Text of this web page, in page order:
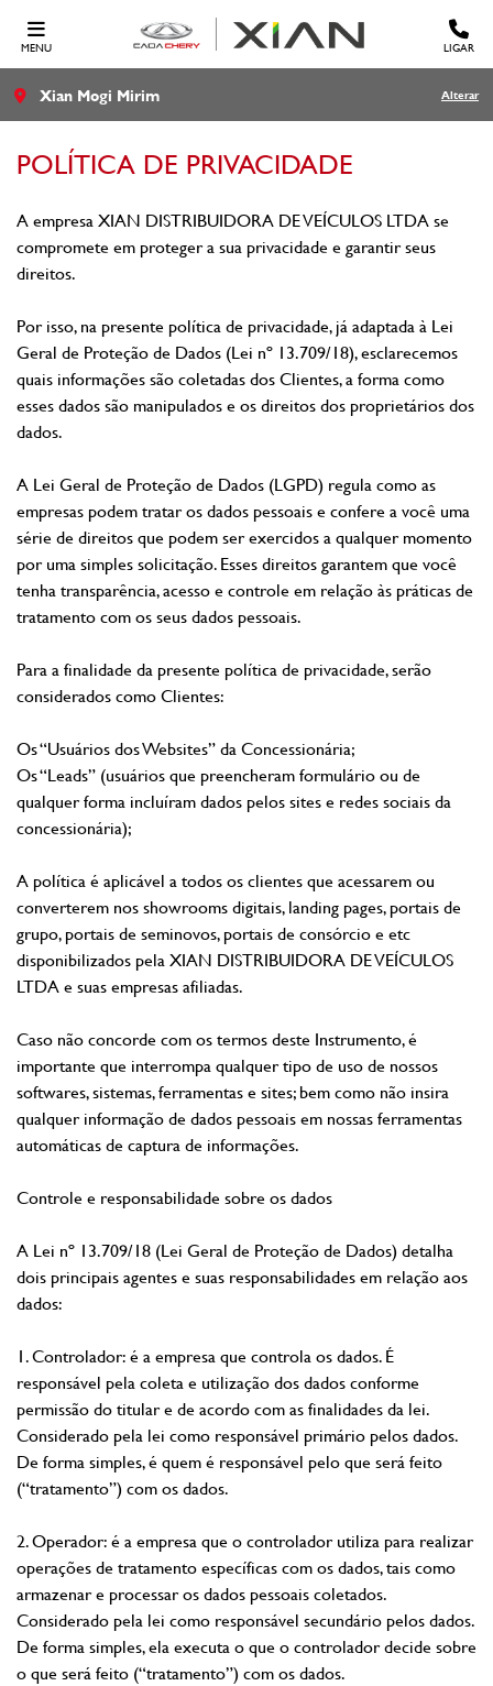
MENU LIGAR
Xian Mogi Mirim Alterar
POLÍTICA DE PRIVACIDADE
A empresa XIAN DISTRIBUIDORA DE VEÍCULOS LTDA se
compromete em proteger a sua privacidade e garantir seus
direitos.
Por isso, na presente política de privacidade, já adaptada à Lei
Geral de Proteção de Dados (Lei nº 13.709/18), esclarecemos
quais informações são coletadas dos Clientes, a forma como
esses dados são manipulados e os direitos dos proprietários dos
dados.
A Lei Geral de Proteção de Dados (LGPD) regula como as
empresas podem tratar os dados pessoais e confere a você uma
série de direitos que podem ser exercidos a qualquer momento
por uma simples solicitação. Esses direitos garantem que você
tenha transparência, acesso e controle em relação às práticas de
tratamento com os seus dados pessoais.
Para a finalidade da presente política de privacidade, serão
considerados como Clientes:
Os “Usuários dos Websites” da Concessionária;
Os “Leads” (usuários que preencheram formulário ou de
qualquer forma incluíram dados pelos sites e redes sociais da
concessionária);
A política é aplicável a todos os clientes que acessarem ou
converterem nos showrooms digitais, landing pages, portais de
grupo, portais de seminovos, portais de consórcio e etc
disponibilizados pela XIAN DISTRIBUIDORA DE VEÍCULOS
LTDA e suas empresas afiliadas.
Caso não concorde com os termos deste Instrumento, é
importante que interrompa qualquer tipo de uso de nossos
softwares, sistemas, ferramentas e sites; bem como não insira
qualquer informação de dados pessoais em nossas ferramentas
automáticas de captura de informações.
Controle e responsabilidade sobre os dados
A Lei nº 13.709/18 (Lei Geral de Proteção de Dados) detalha
dois principais agentes e suas responsabilidades em relação aos
dados:
1. Controlador: é a empresa que controla os dados. É
responsável pela coleta e utilização dos dados conforme
permissão do titular e de acordo com as finalidades da lei.
Considerado pela lei como responsável primário pelos dados.
De forma simples, é quem é responsável pelo que será feito
(“tratamento”) com os dados.
2. Operador: é a empresa que o controlador utiliza para realizar
operações de tratamento específicas com os dados, tais como
armazenar e processar os dados pessoais coletados.
Considerado pela lei como responsável secundário pelos dados.
De forma simples, ela executa o que o controlador decide sobre
o que será feito (“tratamento”) com os dados.